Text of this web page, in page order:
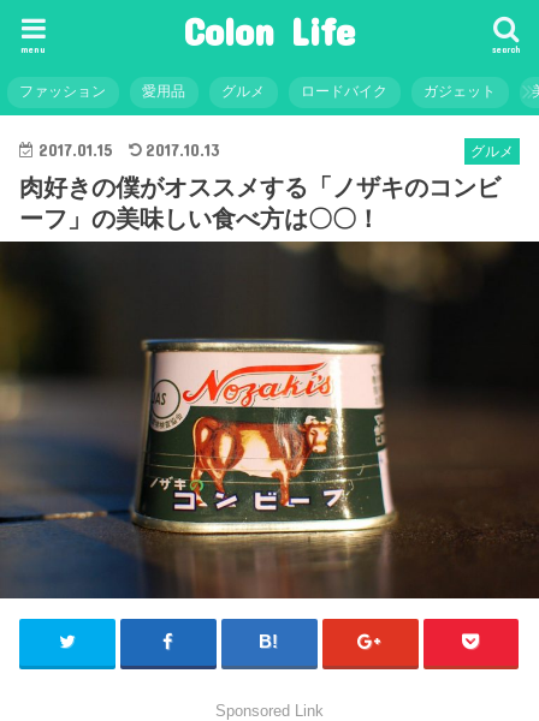
Colon Life search
menu
ファッション 愛用品 グルメ ロードバイク ガジェット
グルメ
2017.01.15 2017.10.13
肉好きの僕がオススメする「ノザキのコンビ
ーフ」の美味しい食べ方は〇〇！
Sponsored Link